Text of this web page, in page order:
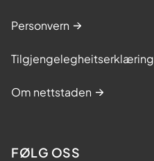
Personvern
Tilgjengelegheitserklæring
Om nettstaden
FØLG OSS